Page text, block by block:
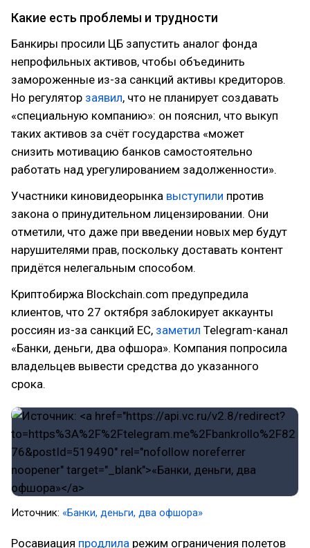
Какие есть проблемы и трудности
Банкиры просили ЦБ запустить аналог фонда
непрофильных активов, чтобы объединить
замороженные из-за санкций активы кредиторов.
Но регулятор заявил, что не планирует создавать
«специальную компанию»: он пояснил, что выкуп
таких активов за счёт государства «может
снизить мотивацию банков самостоятельно
работать над урегулированием задолженности».
Участники киновидеорынка выступили против
закона о принудительном лицензировании. Они
отметили, что даже при введении новых мер будут
нарушителями прав, поскольку доставать контент
придётся нелегальным способом.
Криптобиржа Blockchain.com предупредила
клиентов, что 27 октября заблокирует аккаунты
россиян из-за санкций ЕС, заметил Telegram-канал
«Банки, деньги, два офшора». Компания попросила
владельцев вывести средства до указанного
срока.
Источник: «Банки, деньги, два офшора»
Росавиация продлила режим ограничения полетов